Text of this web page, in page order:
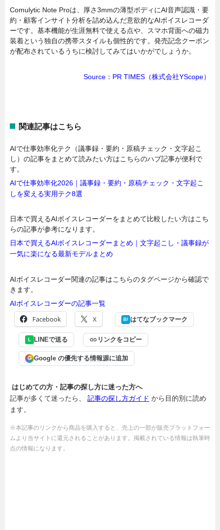
Comulytic Note Proは、厚さ3mmの薄型ボディにAI音声認識・要
約・顧客インサイト分析を詰め込んだ意欲的なAIボイスレコーダ
ーです。基本機能が生涯無料で使える点や、スマホ背面への磁力
装着という独自の携帯スタイルも個性的です。発売記念クーポン
が配布されているうちに検討してみてはいかがでしょうか。
Source：PR TIMES（株式会社YScope）
関連記事はこちら
AIで仕事効率化テク（議事録・要約・原稿チェック・文字起こ
し）の記事をまとめて読みたい方はこちらのハブ記事が便利で
す。
AIで仕事効率化2026｜議事録・要約・原稿チェック・文字起こ
しを変える実用テク8選
日本で買えるAIボイスレコーダーをまとめて比較したい方はこち
らの記事が参考になります。
日本で買えるAIボイスレコーダーまとめ｜文字起こし・議事録が
一気に楽になる最新モデルまとめ
AIボイスレコーダー関連の記事はこちらのタグページから確認で
きます。
AIボイスレコーダーの記事一覧
Facebook X B! はてなブックマーク
L LINEで送る リンクをコピー
G Google の優先する情報源に追加
はじめての方・記事の探し方に迷った方へ
記事が多くて迷ったら、 記事の探し方ガイド から目的別に読め
ます。
※本記事のリンクから商品を購入すると、売上の一部が販売プラットフォー
ムより当サイトに還元されることがあります。掲載されている情報は執筆時
点の情報になります。